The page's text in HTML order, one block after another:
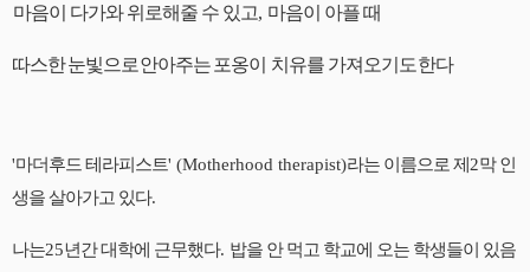
마음이 다가와 위로해줄 수 있고, 마음이 아플 때
따스한눈빛으로안아주는 포옹이 치유를 가져오기도한다
'마더후드 테라피스트' (Motherhood therapist)라는 이름으로 제 2막 인
생을 살아가고 있다.
나는25년간 대학에 근무했다. 밥을 안 먹고 학교에 오는 학생들이 있음